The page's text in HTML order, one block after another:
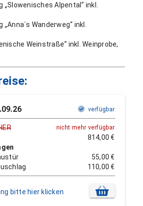
„Slowenisches Alpental“ inkl.
Wanderweg“ inkl.
Weinstraße“ inkl. Weinprobe,
verfügbar
nicht mehr verfügbar
814,00 €
55,00 €
110,00 €
bitte hier klicken